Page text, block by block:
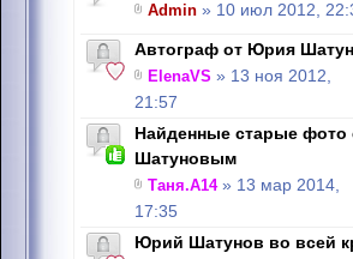
Admin » 10 июл 2012,
Автограф от Юрия
ElenaVS » 13 ноя 2012,
21:57
Найденные старые
Шатуновым
Таня.А14» 13 мар 2014,
17:35
Юрий Шатунов во всей